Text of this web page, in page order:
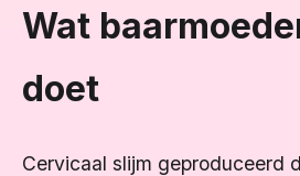
Wat
doet
Cervicaal slijm geproduceerd